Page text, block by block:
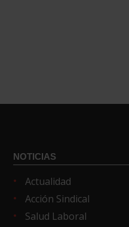
NOTICIAS
Actualidad
Acción Sindical
Salud Laboral